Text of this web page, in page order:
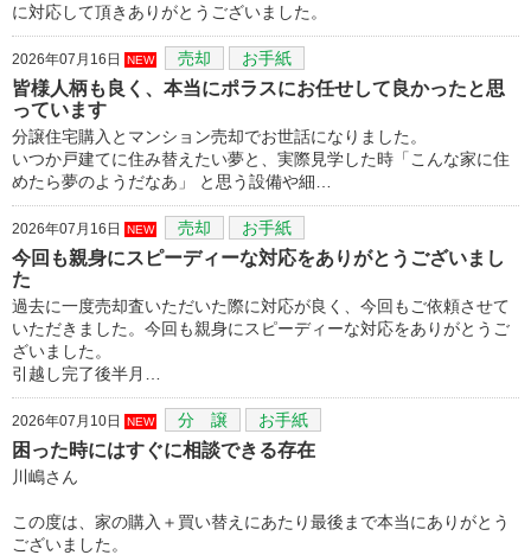
に対応して頂きありがとうございました。
2026年07月16日 NEW 売却 お手紙
皆様人柄も良く、本当にポラスにお任せして良かったと思
っています
分譲住宅購入とマンション売却でお世話になりました。
いつか戸建てに住み替えたい夢と、実際見学した時「こんな家に住
めたら夢のようだなあ」 と思う設備や細…
2026年07月16日 NEW 売却 お手紙
今回も親身にスピーディーな対応をありがとうございまし
た
過去に一度売却査いただいた際に対応が良く、今回もご依頼させて
いただきました。今回も親身にスピーディーな対応をありがとうご
ざいました。
引越し完了後半月…
2026年07月10日 NEW 分 譲 お手紙
困った時にはすぐに相談できる存在
川嶋さん
この度は、家の購入＋買い替えにあたり最後まで本当にありがとう
ございました。